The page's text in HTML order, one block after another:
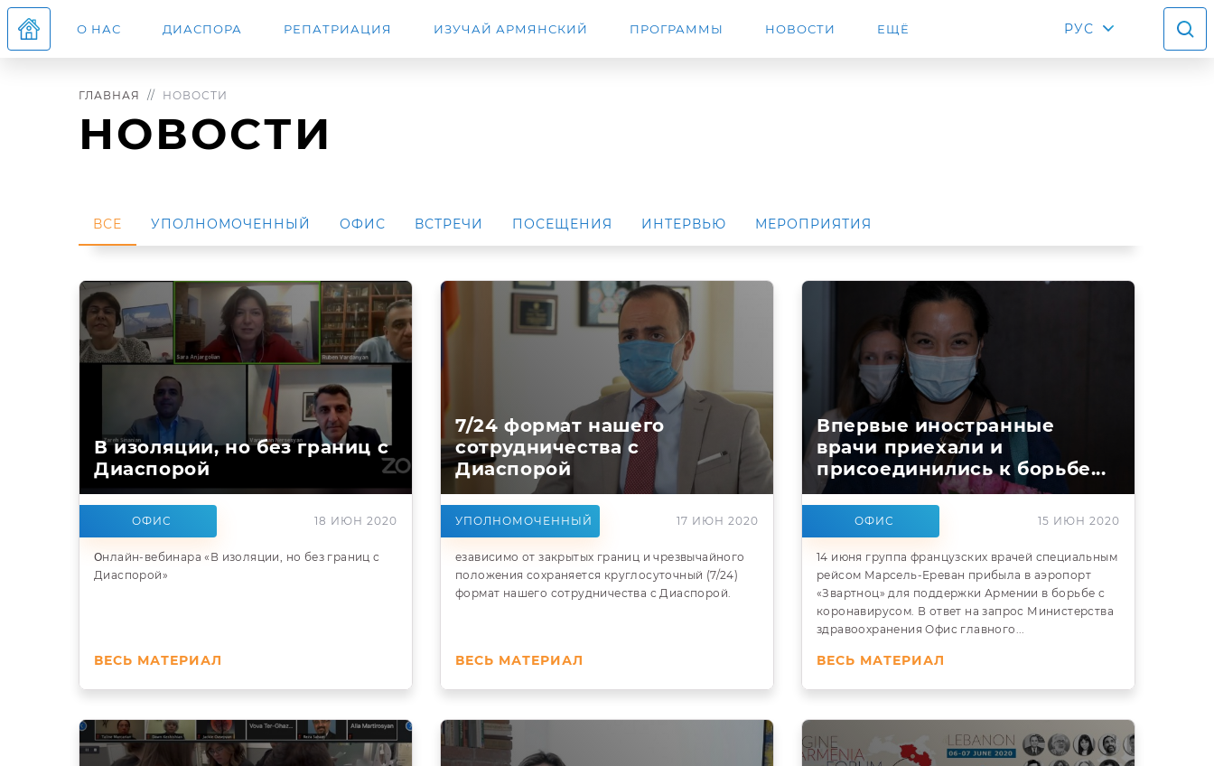
О НАС ДИАСПОРА РЕПАТРИАЦИЯ ИЗУЧАЙ АРМЯНСКИЙ ПРОГРАММЫ НОВОСТИ ЕЩЁ РУС
ГЛАВНАЯ НОВОСТИ
НОВОСТИ
ВСЕ УПОЛНОМОЧЕННЫЙ ОФИС ВСТРЕЧИ ПОСЕЩЕНИЯ ИНТЕРВЬЮ МЕРОПРИЯТИЯ
В изоляции, но без границ с
Диаспорой
ОФИС 18 ИЮН 2020
Օнлайн-вебинара «В изоляции, но без границ с
Диаспорой»
ВЕСЬ МАТЕРИАЛ
7/24 формат нашего
сотрудничества с
Диаспорой
УПОЛНОМОЧЕННЫЙ 17 ИЮН 2020
езависимо от закрытых границ и чрезвычайного
положения сохраняется круглосуточный (7/24)
формат нашего сотрудничества с Диаспорой.
ВЕСЬ МАТЕРИАЛ
Впервые иностранные
врачи приехали и
присоединились к борьбе...
ОФИС 15 ИЮН 2020
14 июня группа французских врачей специальным
рейсом Марсель-Ереван прибыла в аэропорт
«Звартноц» для поддержки Армении в борьбе с
коронавирусом. В ответ на запрос Министерства
здравоохранения Офис главного...
ВЕСЬ МАТЕРИАЛ